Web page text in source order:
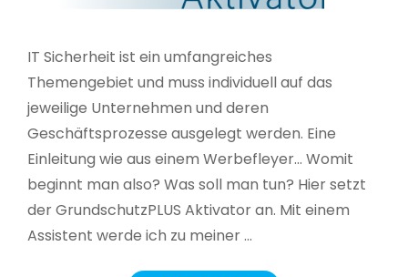
IT Sicherheit ist ein umfangreiches
Themengebiet und muss individuell auf das
jeweilige Unternehmen und deren
Geschäftsprozesse ausgelegt werden. Eine
Einleitung wie aus einem Werbefleyer… Womit
beginnt man also? Was soll man tun? Hier setzt
der GrundschutzPLUS Aktivator an. Mit einem
Assistent werde ich zu meiner …